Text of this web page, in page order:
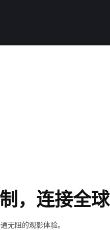
，连接全球
无阻的观影体验。